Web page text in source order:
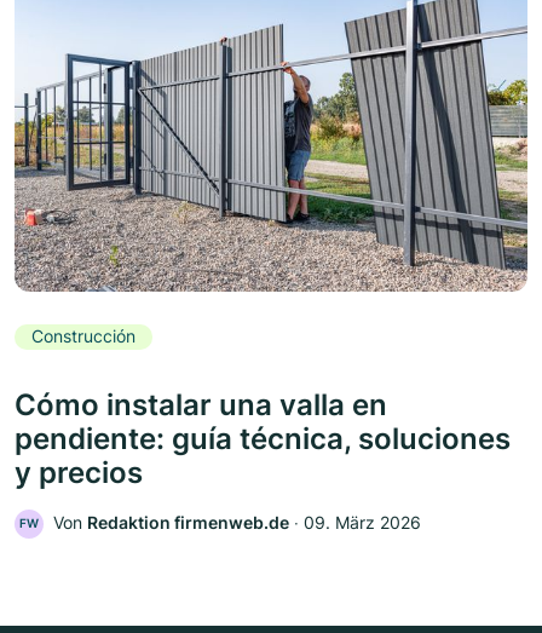
Construcción
Cómo instalar una valla en
pendiente: guía técnica, soluciones
y precios
FW Von Redaktion firmenweb.de ‧ 09. März 2026